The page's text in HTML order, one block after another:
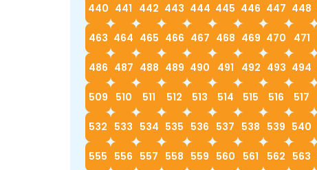
440 441 442 443 444 445 446 447 448
463 464 465 466 467 468 469 470 471
486 487 488 489 490 491 492 493 494
509 510 511 512 513 514 515 516 517
532 533 534 535 536 537 538 539 540
555 556 557 558 559 560 561 562 563